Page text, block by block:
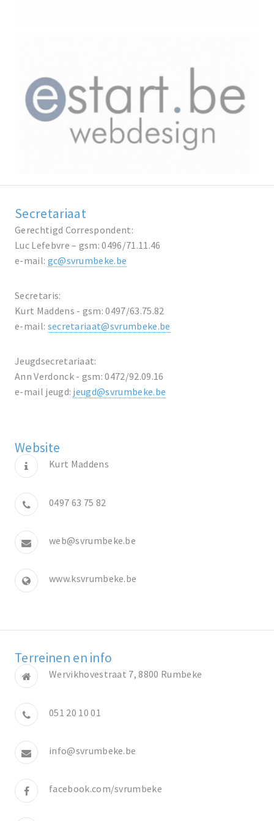
Secretariaat
Gerechtigd Correspondent:
Luc Lefebvre – gsm: 0496/71.11.46
e-mail: gc@svrumbeke.be
Secretaris:
Kurt Maddens - gsm: 0497/63.75.82
e-mail: secretariaat@svrumbeke.be
Jeugdsecretariaat:
Ann Verdonck - gsm: 0472/92.09.16
e-mail jeugd: jeugd@svrumbeke.be
Website
Kurt Maddens
0497 63 75 82
web@svrumbeke.be
www.ksvrumbeke.be
Terreinen en info
Wervikhovestraat 7, 8800 Rumbeke
051 20 10 01
info@svrumbeke.be
facebook.com/svrumbeke